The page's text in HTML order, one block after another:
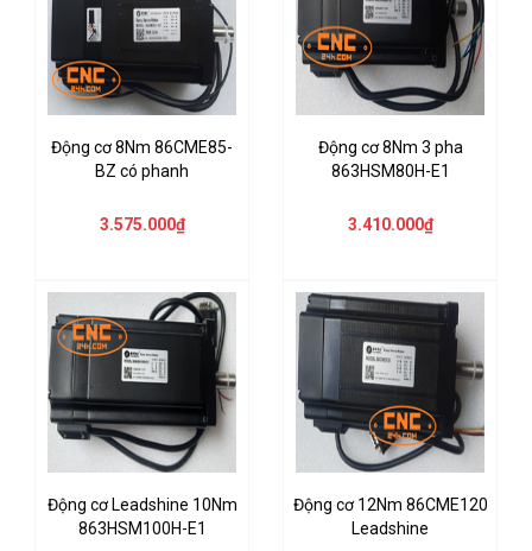
Động cơ 8Nm 86CME85-
BZ có phanh
3.575.000₫
Động cơ 8Nm 3 pha
863HSM80H-E1
3.410.000₫
Động cơ Leadshine 10Nm
863HSM100H-E1
Động cơ 12Nm 86CME120
Leadshine